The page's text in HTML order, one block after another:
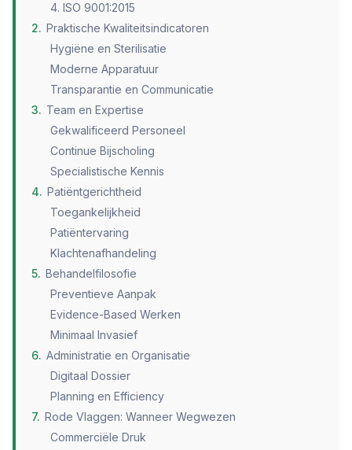
4. ISO 9001:2015
2. Praktische Kwaliteitsindicatoren
Hygiëne en Sterilisatie
Moderne Apparatuur
Transparantie en Communicatie
3. Team en Expertise
Gekwalificeerd Personeel
Continue Bijscholing
Specialistische Kennis
4. Patiëntgerichtheid
Toegankelijkheid
Patiëntervaring
Klachtenafhandeling
5. Behandelfilosofie
Preventieve Aanpak
Evidence-Based Werken
Minimaal Invasief
6. Administratie en Organisatie
Digitaal Dossier
Planning en Efficiency
7. Rode Vlaggen: Wanneer Wegwezen
Commerciële Druk